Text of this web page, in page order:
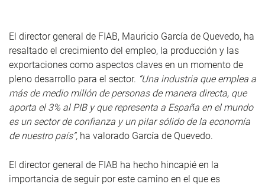
El director general de FIAB, Mauricio García de Quevedo, ha
resaltado el crecimiento del empleo, la producción y las
exportaciones como aspectos claves en un momento de
pleno desarrollo para el sector. “Una industria que emplea a
más de medio millón de personas de manera directa, que
aporta el 3% al PIB y que representa a España en el mundo
es un sector de confianza y un pilar sólido de la economía
de nuestro país”, ha valorado García de Quevedo.
El director general de FIAB ha hecho hincapié en la
importancia de seguir por este camino en el que es